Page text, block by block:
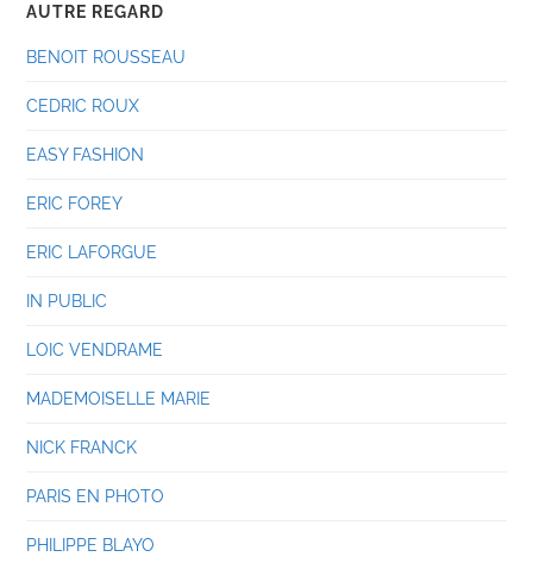
AUTRE REGARD
BENOIT ROUSSEAU
CEDRIC ROUX
EASY FASHION
ERIC FOREY
ERIC LAFORGUE
IN PUBLIC
LOIC VENDRAME
MADEMOISELLE MARIE
NICK FRANCK
PARIS EN PHOTO
PHILIPPE BLAYO